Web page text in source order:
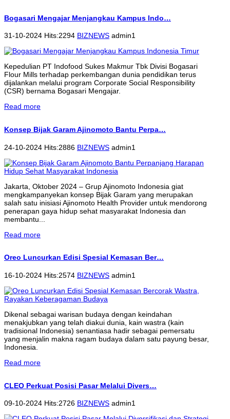
Bogasari Mengajar Menjangkau Kampus Indo…
31-10-2024 Hits:2294 BIZNEWS admin1
Kepedulian PT Indofood Sukes Makmur Tbk Divisi Bogasari
Flour Mills terhadap perkembangan dunia pendidikan terus
dijalankan melalui program Corporate Social Responsibility
(CSR) bernama Bogasari Mengajar.
Read more
Konsep Bijak Garam Ajinomoto Bantu Perpa…
24-10-2024 Hits:2886 BIZNEWS admin1
Jakarta, Oktober 2024 – Grup Ajinomoto Indonesia giat
mengkampanyekan konsep Bijak Garam yang merupakan
salah satu inisiasi Ajinomoto Health Provider untuk mendorong
penerapan gaya hidup sehat masyarakat Indonesia dan
membantu...
Read more
Oreo Luncurkan Edisi Spesial Kemasan Ber…
16-10-2024 Hits:2574 BIZNEWS admin1
Dikenal sebagai warisan budaya dengan keindahan
menakjubkan yang telah diakui dunia, kain wastra (kain
tradisional Indonesia) senantiasa hadir sebagai pemersatu
yang menjalin makna ragam budaya dalam satu payung besar,
Indonesia.
Read more
CLEO Perkuat Posisi Pasar Melalui Divers…
09-10-2024 Hits:2726 BIZNEWS admin1